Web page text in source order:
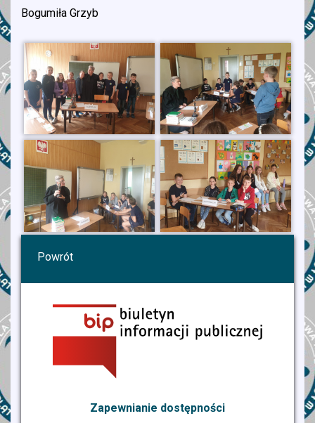
Bogumiła Grzyb
Powrót
Zapewnianie dostępności